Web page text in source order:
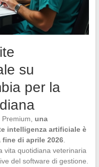
su
per la
una
intelligenza artificiale è
fine di aprile 2026.
vita quotidiana veterinaria
del software di gestione.